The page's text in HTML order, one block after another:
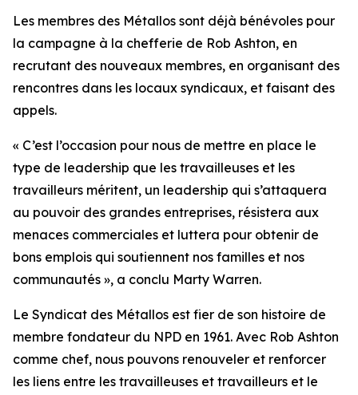
Les membres des Métallos sont déjà bénévoles pour
la campagne à la chefferie de Rob Ashton, en
recrutant des nouveaux membres, en organisant des
rencontres dans les locaux syndicaux, et faisant des
appels.
« C’est l’occasion pour nous de mettre en place le
type de leadership que les travailleuses et les
travailleurs méritent, un leadership qui s’attaquera
au pouvoir des grandes entreprises, résistera aux
menaces commerciales et luttera pour obtenir de
bons emplois qui soutiennent nos familles et nos
communautés », a conclu Marty Warren.
Le Syndicat des Métallos est fier de son histoire de
membre fondateur du NPD en 1961. Avec Rob Ashton
comme chef, nous pouvons renouveler et renforcer
les liens entre les travailleuses et travailleurs et le